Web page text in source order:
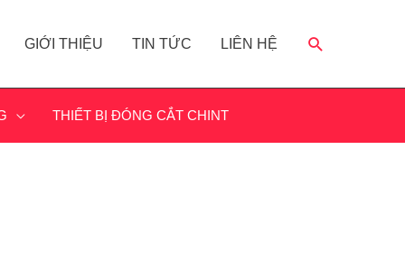
GIỚI THIỆU TIN TỨC LIÊN HỆ
THIẾT BỊ ĐÓNG CẮT CHINT